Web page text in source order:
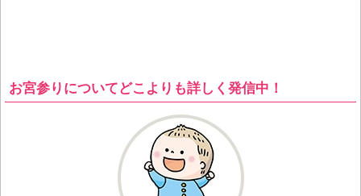
お宮参りについてどこよりも詳しく発信中！